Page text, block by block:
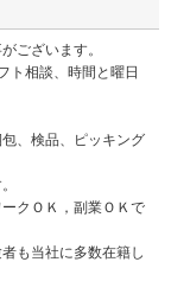
ございます。
ト相談、時間と曜日
、検品、ピッキング
クＯＫ，副業ＯＫで
も当社に多数在籍し